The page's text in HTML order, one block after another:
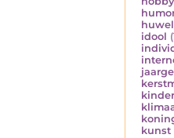
idool
kunst